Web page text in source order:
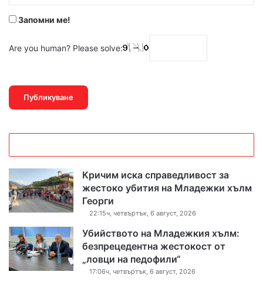
Запомни ме!
Are you human? Please solve:
Кричим иска справедливост за
жестоко убития на Младежки хълм
Георги
22:15ч, четвъртък, 6 август, 2026
Убийството на Младежкия хълм:
безпрецедентна жестокост от
„ловци на педофили“
17:06ч, четвъртък, 6 август, 2026